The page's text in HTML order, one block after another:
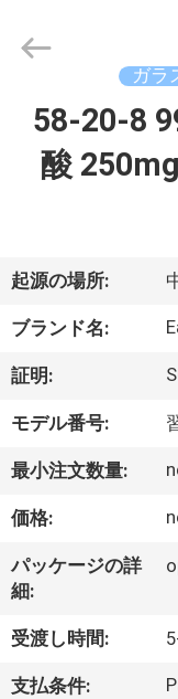
ダ
ク
ト
私
に
つ
い
て
2017
(Xiamen)
Industry
ガラ
58-20-8
酸
起源の場所:
ブランド名:
証明:
モデル番号:
最小注文数量:
価格:
パッケージの詳
細:
受渡し時間:
支払条件: